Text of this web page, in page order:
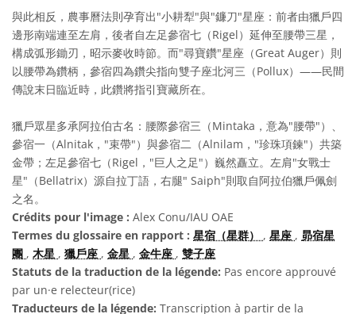
與此相反，農事曆法則孕育出"小耕犁"與"鐮刀"星座：前者由獵戶四
邊形南端連至左肩，後者自左足參宿七（Rigel）延伸至腰帶三星，
構成弧形鋤刃，昭示麥收時節。而"尋寶鑽"星座（Great Auger）則
以腰帶為鑽柄，參宿四為鑽尖指向雙子座北河三（Pollux）——民間
傳說末日臨近時，此鑽將指引寶藏所在。
獵戶眾星多承阿拉伯古名：腰際參宿三（Mintaka，意為"腰帶"）、
參宿一（Alnitak，"束帶"）與參宿二（Alnilam，"珍珠項鍊"）共築
金帶；左足參宿七（Rigel，"巨人之足"）巍然矗立。左肩"女戰士
星"（Bellatrix）源自拉丁語，右腿" Saiph"則取自阿拉伯獵戶佩劍
之名。
Crédits pour l'image : Alex Conu/IAU OAE
Termes du glossaire en rapport : 星宿（星群） , 星座 , 昴宿星
團 , 木星 , 獵戶座 , 金星 , 金牛座 , 雙子座
Statuts de la traduction de la légende: Pas encore approuvé
par un·e relecteur(rice)
Traducteurs de la légende: Transcription à partir de la